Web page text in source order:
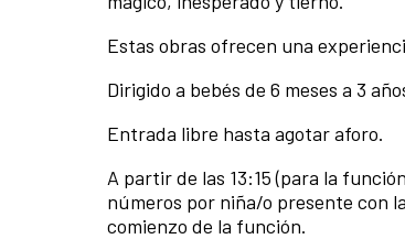
Estas obras ofrecen una
Dirigido a bebés de 6 meses a 3
Entrada libre hasta agotar aforo.
A partir de las 13:15 (para la
números por niña/o presente con
comienzo de la función.